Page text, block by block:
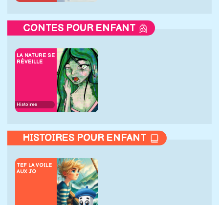
CONTES POUR ENFANT
LA NATURE SE
RÉVEILLE
Histoires
HISTOIRES POUR ENFANT
TEF LA VOILE
AUX JO